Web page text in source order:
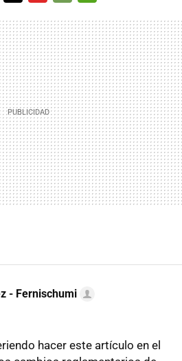
MAIL
- Fernischumi
hacer este artículo en el